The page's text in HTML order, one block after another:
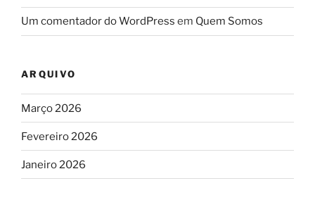
Um comentador do WordPress em Quem Somos
ARQUIVO
Março 2026
Fevereiro 2026
Janeiro 2026